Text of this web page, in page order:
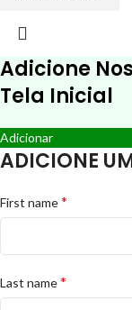
FOSCA
FRENTE
E
VERNIZ
LOCALIZADO
-
4X1
Adicione
Tela Inicial
Adicionar
ADICIONE
First name*
Last name*